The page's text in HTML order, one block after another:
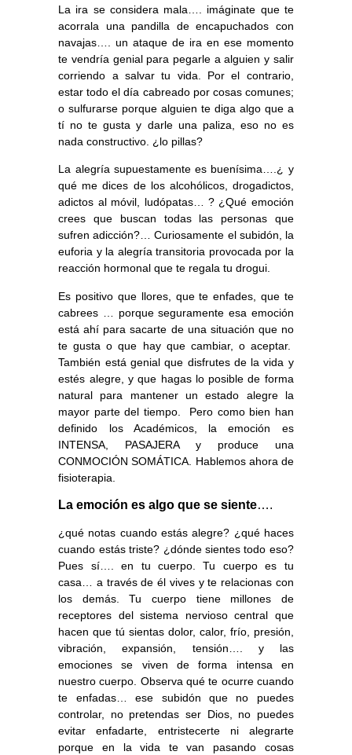
La ira se considera mala…. imáginate que te
acorrala una pandilla de encapuchados con
navajas…. un ataque de ira en ese momento
te vendría genial para pegarle a alguien y salir
corriendo a salvar tu vida. Por el contrario,
estar todo el día cabreado por cosas comunes;
o sulfurarse porque alguien te diga algo que a
tí no te gusta y darle una paliza, eso no es
nada constructivo. ¿lo pillas?
La alegría supuestamente es buenísima….¿ y
qué me dices de los alcohólicos, drogadictos,
adictos al móvil, ludópatas… ? ¿Qué emoción
crees que buscan todas las personas que
sufren adicción?… Curiosamente el subidón, la
euforia y la alegría transitoria provocada por la
reacción hormonal que te regala tu drogui.
Es positivo que llores, que te enfades, que te
cabrees … porque seguramente esa emoción
está ahí para sacarte de una situación que no
te gusta o que hay que cambiar, o aceptar.
También está genial que disfrutes de la vida y
estés alegre, y que hagas lo posible de forma
natural para mantener un estado alegre la
mayor parte del tiempo. Pero como bien han
definido los Académicos, la emoción es
INTENSA, PASAJERA y produce una
CONMOCIÓN SOMÁTICA. Hablemos ahora de
fisioterapia.
La emoción es algo que se siente….
¿qué notas cuando estás alegre? ¿qué haces
cuando estás triste? ¿dónde sientes todo eso?
Pues sí….en tu cuerpo.Tu cuerpo es tu
casa… a través de él vives y te relacionas con
los demás. Tu cuerpo tiene millones de
receptores del sistema nervioso central que
hacen que tú sientas dolor, calor, frío, presión,
vibración, expansión, tensión…. y las
emociones se viven de forma intensa en
nuestro cuerpo. Observa qué te ocurre cuando
te enfadas… ese subidón que no puedes
controlar, no pretendas ser Dios, no puedes
evitar enfadarte, entristecerte ni alegrarte
porque en la vida te van pasando cosas